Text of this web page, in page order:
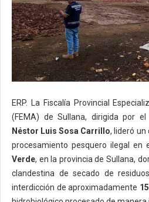
ERP. La Fiscalía Provincial
(FEMA) de Sullana, dirigida por
Néstor Luis Sosa Carrillo, lideró un
procesamiento pesquero ilegal en
Verde, en la provincia de Sullana,
clandestina de secado de
interdicción de aproximadamente